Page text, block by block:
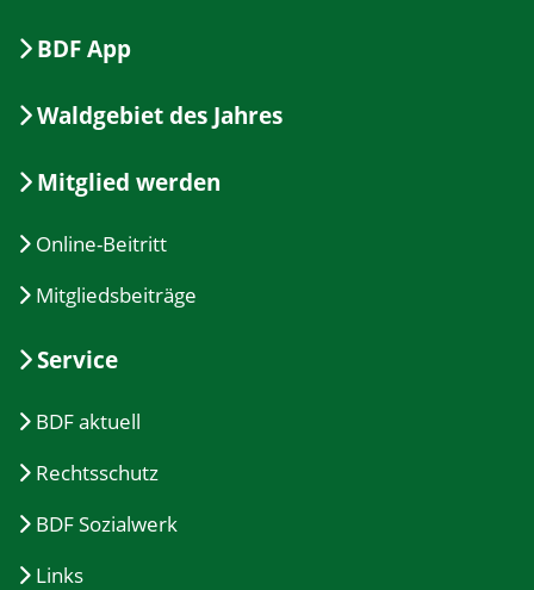
BDF App
Waldgebiet des Jahres
Mitglied werden
Online-Beitritt
Mitgliedsbeiträge
Service
BDF aktuell
Rechtsschutz
BDF Sozialwerk
Links